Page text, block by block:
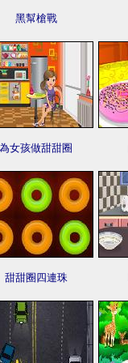
黑幫槍戰
為女孩做甜甜圈
甜甜圈四連珠